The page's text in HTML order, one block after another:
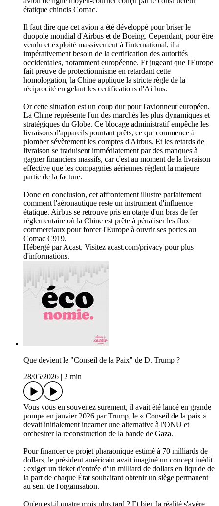
étatique chinois Comac.
Il faut dire que cet avion a été développé pour briser le
duopole mondial d'Airbus et de Boeing. Cependant, pour être
vendu et exploité massivement à l'international, il a
impérativement besoin de la certification des autorités
occidentales, notamment européenne. Et jugeant que l'Europe
fait preuve de protectionnisme en retardant cette
homologation, la Chine applique la stricte règle de la
réciprocité en gelant les certifications d'Airbus.
Or cette situation est un coup dur pour l'avionneur européen.
La Chine représente l'un des marchés les plus dynamiques et
stratégiques du Globe. Ce blocage administratif empêche les
livraisons d'appareils pourtant prêts, ce qui commence à
plomber sévèrement les comptes d'Airbus. Et les retards de
livraison se traduisent immédiatement par des manques à
gagner financiers massifs, car c'est au moment de la livraison
effective que les compagnies aériennes règlent la majeure
partie de la facture.
Donc en conclusion, cet affrontement illustre parfaitement
comment l'aéronautique reste un instrument d'influence
étatique. Airbus se retrouve pris en otage d'un bras de fer
réglementaire où la Chine est prête à pénaliser les flux
commerciaux pour forcer l'Europe à ouvrir ses portes au
Comac C919.
Hébergé par Acast. Visitez acast.com/privacy pour plus
d'informations.
Que devient le "Conseil de la Paix" de D. Trump ?
28/05/2026
2 min
Vous vous en souvenez surement, il avait été lancé en grande
pompe en janvier 2026 par Trump, le « Conseil de la paix »
devait initialement incarner une alternative à l'ONU et
orchestrer la reconstruction de la bande de Gaza.
Pour financer ce projet pharaonique estimé à 70 milliards de
dollars, le président américain avait imaginé un concept inédit
: exiger un ticket d'entrée d'un milliard de dollars en liquide de
la part de chaque État souhaitant obtenir un siège permanent
au sein de l'organisation.
Qu'en est-il quatre mois plus tard ? Et bien la réalité s'avère